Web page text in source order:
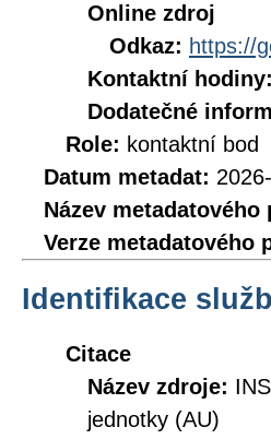
Online zdroj
Odkaz: https://
Kontaktní hodiny:
Dodatečné
Role: kontaktní bod
Datum metadat:
Název metadatového
Verze metadatového
Identifikace
Citace
Název zdroje:
jednotky (AU)